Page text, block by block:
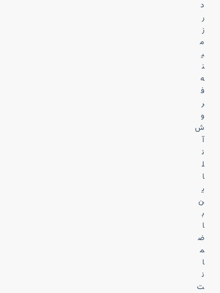
د
ر
ز
م
ی
ن
ه
ف
ر
و
ش
آ
ن
ل
ا
ی
ن
ب
ا
ض
م
ا
ن
ت